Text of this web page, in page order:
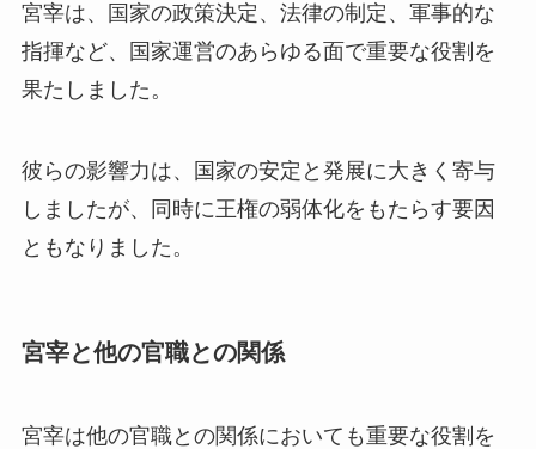
宮宰は、国家の政策決定、法律の制定、軍事的な
指揮など、国家運営のあらゆる面で重要な役割を
果たしました。
彼らの影響力は、国家の安定と発展に大きく寄与
しましたが、同時に王権の弱体化をもたらす要因
ともなりました。
宮宰と他の官職との関係
宮宰は他の官職との関係においても重要な役割を